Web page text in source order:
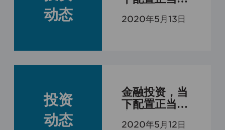
动态
2020年5月13日
投资
动态
金融投资，当
下配置正当时-
2020年5月12日